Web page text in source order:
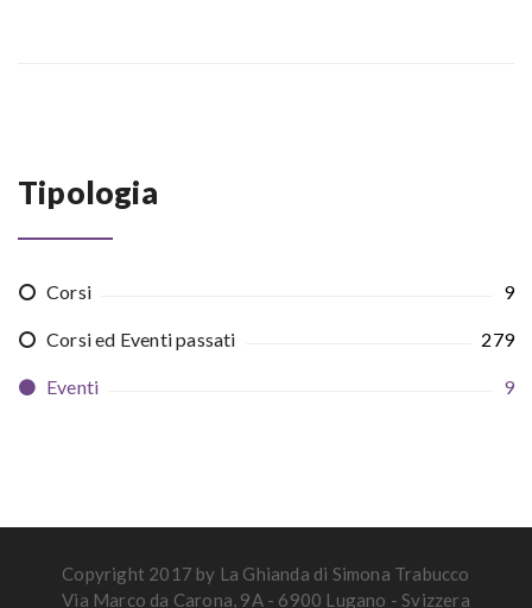
Tipologia
Corsi 9
Corsi ed Eventi passati 279
Eventi 9
Copyright 2017 by La Ghianda di Simona Trabucco
Via Marco da Carona, 9A - 6900 Lugano - Svizzera